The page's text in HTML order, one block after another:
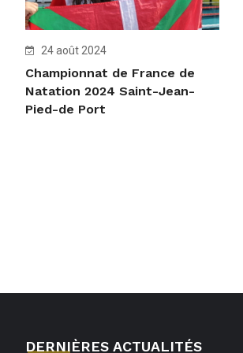
24 août 2024
Championnat de France de
Natation 2024 Saint-Jean-
Pied-de Port
DERNIÈRES ACTUALITÉS